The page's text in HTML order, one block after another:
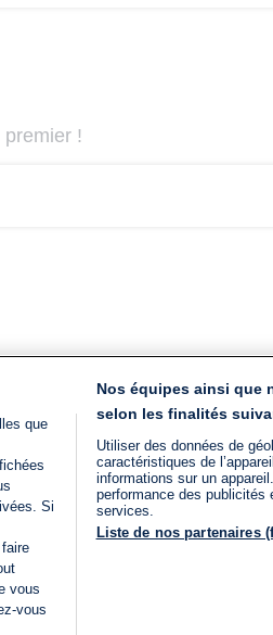
!
que
Si
vous
vous
Nos équipes ainsi que
selon les finalités
Utiliser des données de
caractéristiques de
informations sur un
performance des publicités
services.
Liste de nos partenaires